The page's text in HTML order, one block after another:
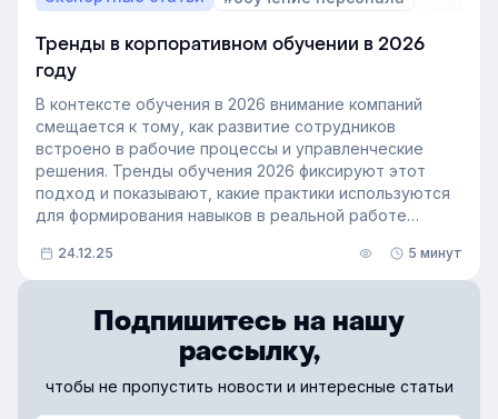
Тренды в корпоративном обучении в 2026
году
В контексте обучения в 2026 внимание компаний
смещается к тому, как развитие сотрудников
встроено в рабочие процессы и управленческие
решения. Тренды обучения 2026 фиксируют этот
подход и показывают, какие практики используются
для формирования навыков в реальной работе
Разбираемся, что станет инструментом развития
и поможет удержать персонал.
24.12.25 5 минут
Подпишитесь на нашу
рассылку,
чтобы не пропустить новости и интересные статьи